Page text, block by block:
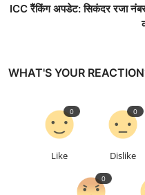
ICC रैंकिंग अपडेट: सिकंदर रजा
WHAT'S YOUR
Like
0
Dislike
0
0